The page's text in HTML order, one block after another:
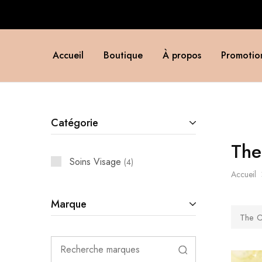
Accueil Boutique À propos
Accueil
The
Catégorie
Soins Visage 4
Marque